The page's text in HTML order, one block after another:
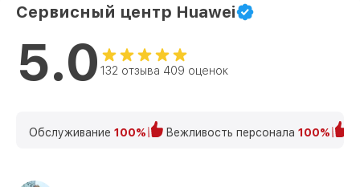
Замена аккумулятора Matebook 14
Huawei
Замена шим-контроллера Matebook 14
Сервисный центр Huawei
5.0 132 отзыва 409 оценок
Обслуживание 100% Вежливость персонала 100%